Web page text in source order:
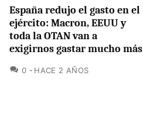
España redujo el gasto en el
ejército: Macron, EEUU y
toda la OTAN van a
exigirnos gastar mucho más
0 COMENTARIOS
HACE 2 AÑOS